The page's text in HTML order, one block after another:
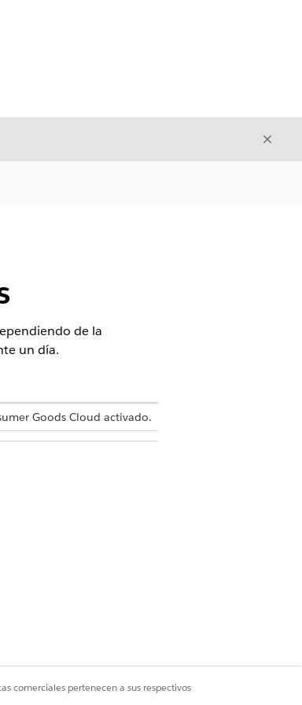
Cerrar
de la
un día.
Goods Cloud activado.
Y Usuario
comerciales pertenecen a sus respectivos